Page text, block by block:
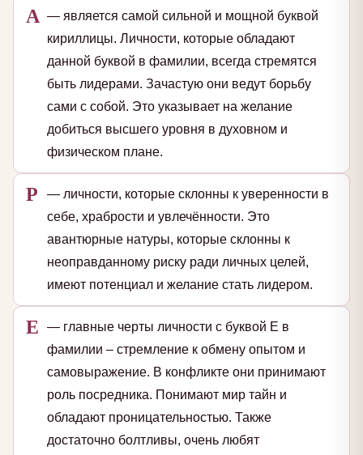
А — является самой сильной и мощной буквой
кириллицы. Личности, которые обладают
данной буквой в фамилии, всегда стремятся
быть лидерами. Зачастую они ведут борьбу
сами с собой. Это указывает на желание
добиться высшего уровня в духовном и
физическом плане.
Р
— личности, которые склонны к уверенности в
себе, храбрости и увлечённости. Это
авантюрные натуры, которые склонны к
неоправданному риску ради личных целей,
имеют потенциал и желание стать лидером.
Е
— главные черты личности с буквой Е в
фамилии – стремление к обмену опытом и
самовыражение. В конфликте они принимают
роль посредника. Понимают мир тайн и
обладают проницательностью. Также
достаточно болтливы, очень любят